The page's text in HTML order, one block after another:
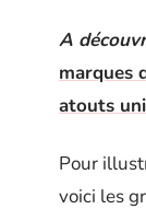
A
marques
atouts
Pour
voici les